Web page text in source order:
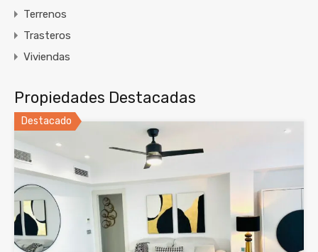
Terrenos
Trasteros
Viviendas
Propiedades Destacadas
Destacado